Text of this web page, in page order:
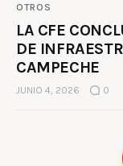
OTROS
LA CFE
DE
CAMPECHE
JUNIO 4, 2026 0